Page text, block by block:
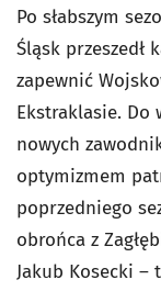
Po słabszym
Śląsk przeszedł
zapewnić
Ekstraklasie. Do
nowych
optymizmem
poprzedniego
obrońca z
Jakub Kosecki –